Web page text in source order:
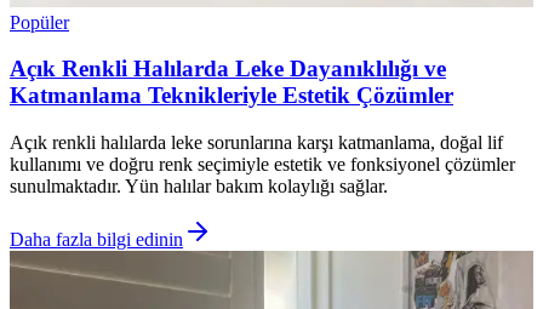
Popüler
Açık Renkli Halılarda Leke Dayanıklılığı ve
Katmanlama Teknikleriyle Estetik Çözümler
Açık renkli halılarda leke sorunlarına karşı katmanlama, doğal lif
kullanımı ve doğru renk seçimiyle estetik ve fonksiyonel çözümler
sunulmaktadır. Yün halılar bakım kolaylığı sağlar.
Daha fazla bilgi edinin